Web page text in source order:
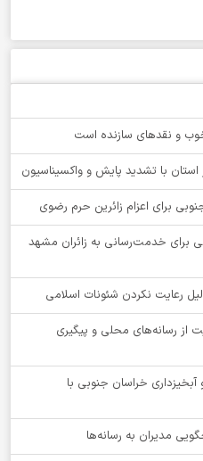
و نقدهای سازنده است
با تشدید پایش و واکسیناسیون
برای خدمت‌رسانی به زائران مشهد
رعایت نکردن شئونات اسلامی
از رسانه‌های محلی و پیگیری
خراسان جنوبی با
مدیران به رسانه‌ها